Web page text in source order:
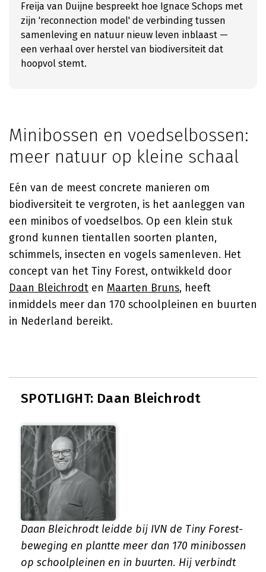
Freija van Duijne bespreekt hoe Ignace Schops met
zijn 'reconnection model' de verbinding tussen
samenleving en natuur nieuw leven inblaast —
een verhaal over herstel van biodiversiteit dat
hoopvol stemt.
Minibossen en voedselbossen:
meer natuur op kleine schaal
Eén van de meest concrete manieren om
biodiversiteit te vergroten, is het aanleggen van
een minibos of voedselbos. Op een klein stuk
grond kunnen tientallen soorten planten,
schimmels, insecten en vogels samenleven. Het
concept van het Tiny Forest, ontwikkeld door
Daan Bleichrodt en Maarten Bruns, heeft
inmiddels meer dan 170 schoolpleinen en buurten
in Nederland bereikt.
SPOTLIGHT: Daan Bleichrodt
Daan Bleichrodt leidde bij IVN de Tiny Forest-
beweging en plantte meer dan 170 minibossen
op schoolpleinen en in buurten. Hij verbindt